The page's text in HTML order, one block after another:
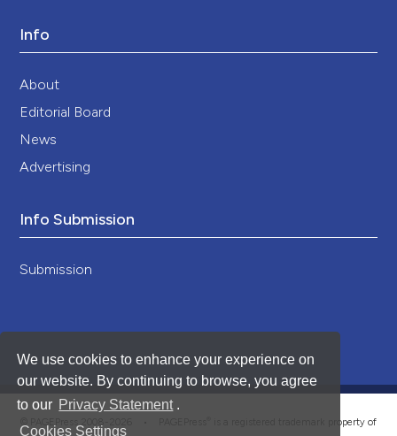
We use cookies to enhance your experience on
our website. By continuing to browse, you agree
to our Privacy Statement .
Cookies Settings
Info
About
Editorial Board
News
Advertising
Info Submission
Submission
is a registered trademark property of